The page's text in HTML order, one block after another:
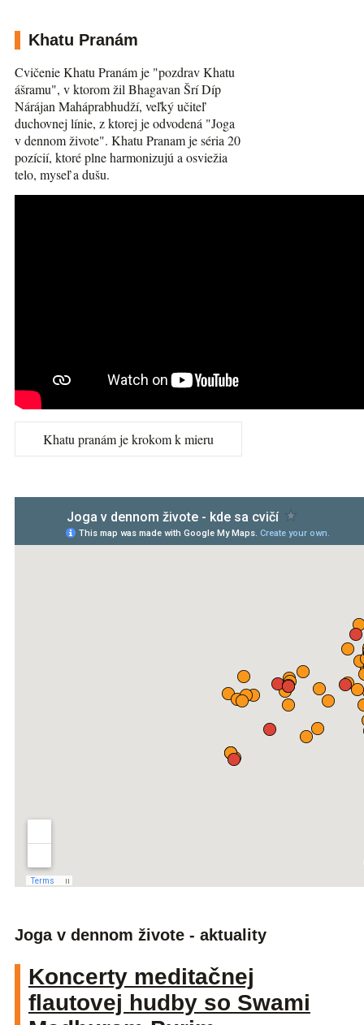
Khatu Pranám
Cvičenie Khatu Pranám je "pozdrav Khatu
ášramu", v ktorom žil Bhagavan Šrí Díp
Nárájan Maháprabhudží, veľký učiteľ
duchovnej línie, z ktorej je odvodená "Joga
v dennom živote". Khatu Pranam je séria 20
pozícií, ktoré plne harmonizujú a osviežia
telo, myseľ a dušu.
Khatu pranám je krokom k mieru
Joga v dennom živote - aktuality
Koncerty meditačnej
flautovej hudby so Swami